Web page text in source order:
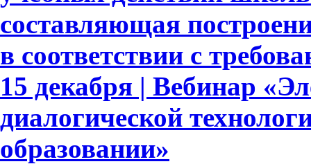
составляющая
в соответствии с
15 декабря | Вебинар
диалогической
образовании»